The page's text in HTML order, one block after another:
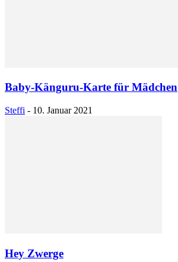
Baby-Känguru-Karte für Mädchen
Steffi - 10. Januar 2021
Hey Zwerge